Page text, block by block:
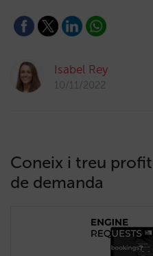
Isabel Rey
10/11/2022
Coneix i treu
de demanda